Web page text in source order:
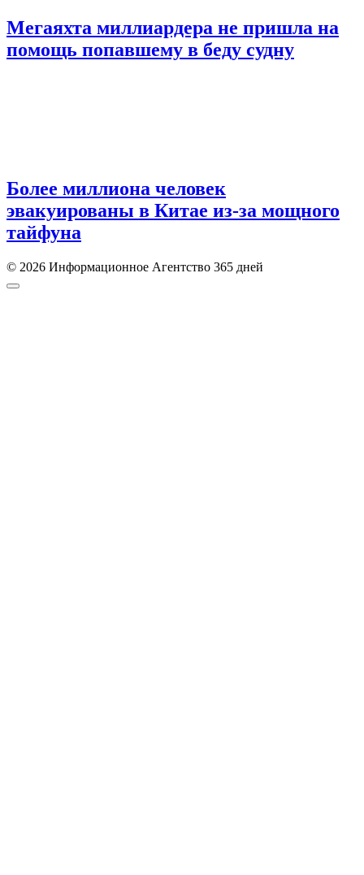
Мегаяхта миллиардера не пришла на
помощь попавшему в беду судну
Более миллиона человек
эвакуированы в Китае из-за мощного
тайфуна
© 2026 Информационное Агентство 365 дней